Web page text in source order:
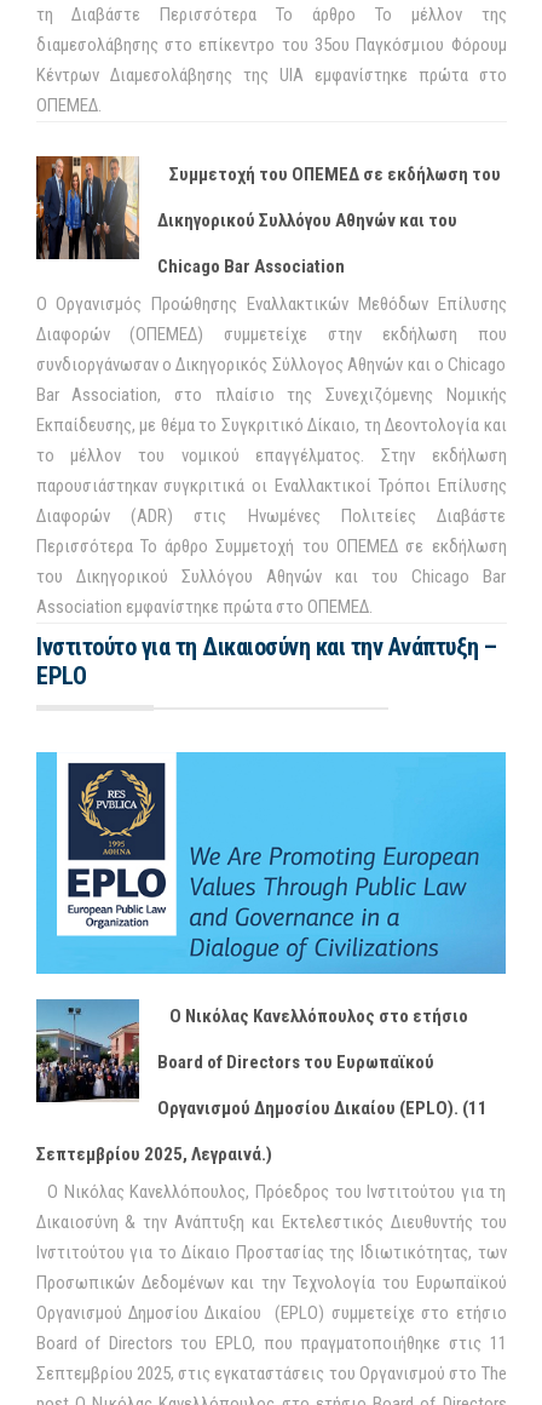
τη Διαβάστε Περισσότερα Το άρθρο Το μέλλον της
διαμεσολάβησης στο επίκεντρο του 35ου Παγκόσμιου Φόρουμ
Κέντρων Διαμεσολάβησης της UIA εμφανίστηκε πρώτα στο
ΟΠΕΜΕΔ.
Συμμετοχή του ΟΠΕΜΕΔ σε εκδήλωση του
Δικηγορικού Συλλόγου Αθηνών και του
Chicago Bar Association
Ο Οργανισμός Προώθησης Εναλλακτικών Μεθόδων Επίλυσης
Διαφορών (ΟΠΕΜΕΔ) συμμετείχε στην εκδήλωση που
συνδιοργάνωσαν ο Δικηγορικός Σύλλογος Αθηνών και ο Chicago
Bar Association, στο πλαίσιο της Συνεχιζόμενης Νομικής
Εκπαίδευσης, με θέμα το Συγκριτικό Δίκαιο, τη Δεοντολογία και
το μέλλον του νομικού επαγγέλματος. Στην εκδήλωση
παρουσιάστηκαν συγκριτικά οι Εναλλακτικοί Τρόποι Επίλυσης
Διαφορών (ADR) στις Ηνωμένες Πολιτείες Διαβάστε
Περισσότερα Το άρθρο Συμμετοχή του ΟΠΕΜΕΔ σε εκδήλωση
του Δικηγορικού Συλλόγου Αθηνών και του Chicago Bar
Association εμφανίστηκε πρώτα στο ΟΠΕΜΕΔ.
Ινστιτούτο για τη Δικαιοσύνη και την Ανάπτυξη –
EPLO
O Νικόλας Κανελλόπουλος στο ετήσιο
Board of Directors του Ευρωπαϊκού
Οργανισμού Δημοσίου Δικαίου (EPLO). (11
Σεπτεμβρίου 2025, Λεγραινά.)
Ο Νικόλας Κανελλόπουλος, Πρόεδρος του Ινστιτούτου για τη
Δικαιοσύνη & την Ανάπτυξη και Εκτελεστικός Διευθυντής του
Ινστιτούτου για το Δίκαιο Προστασίας της Ιδιωτικότητας, των
Προσωπικών Δεδομένων και την Τεχνολογία του Ευρωπαϊκού
Οργανισμού Δημοσίου Δικαίου (EPLO) συμμετείχε στο ετήσιο
Board of Directors του EPLO, που πραγματοποιήθηκε στις 11
Σεπτεμβρίου 2025, στις εγκαταστάσεις του Οργανισμού στο The